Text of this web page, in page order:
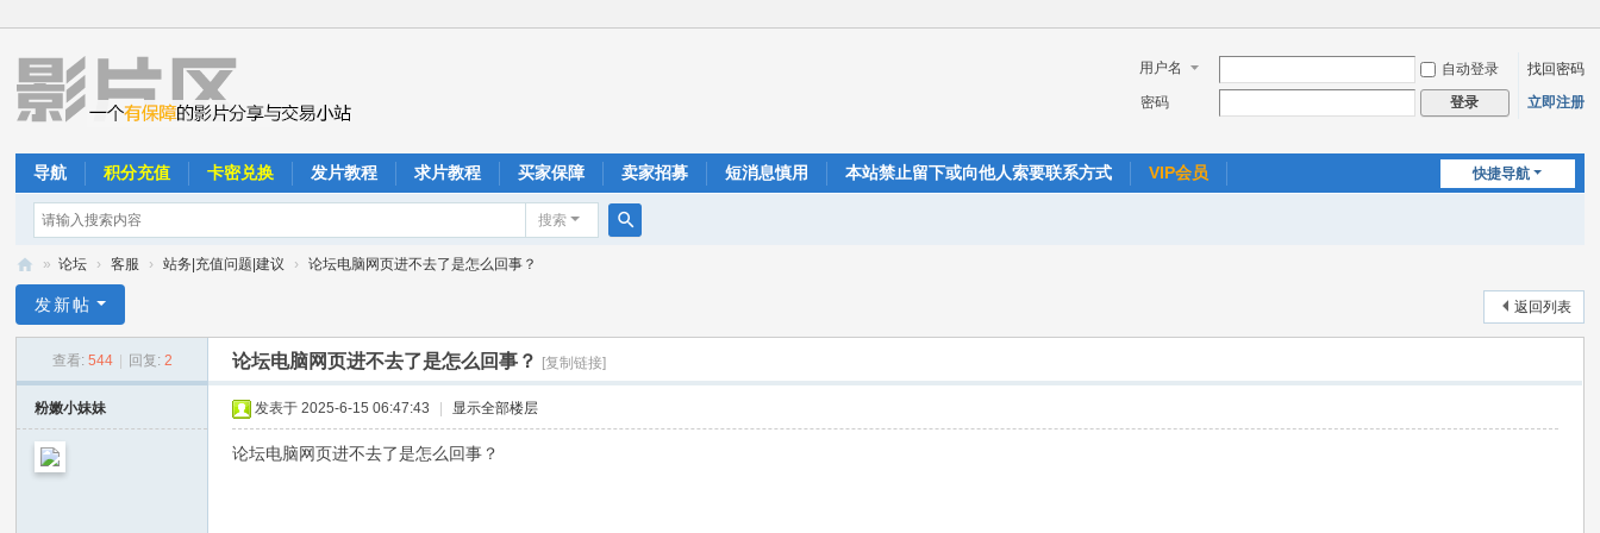
用户名 自动登录
找回密码
密码
登录 立即注册
快捷导航
导航 积分充值 卡密兑换 发片教程 求片教程 买家保障 卖家招募 短消息慎用 本站禁止留下或向他人索要联系方式 VIP会员
搜索
片
» 论坛 › 客服 › 站务|充值问题|建议 › 论坛电脑网页进不去了是怎么回事？
返回列表
发新帖
查看: 544 回复: 2 论坛电脑网页进不去了是怎么回事？ [复制链接]
粉嫩小妹妹 发表于 2025-6-15 06:47:43 显示全部楼层
论坛电脑网页进不去了是怎么回事？